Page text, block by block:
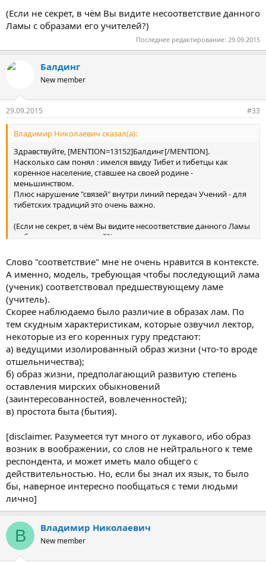
(Если не секрет, в чём Вы видите несоответствие данного
Ламы с образами его учителей?)
Последнее редактирование: 29.09.2015
Балдинг
New member
29.09.2015 #33
Владимир Николаевич сказал(а):
Здравствуйте, [MENTION=13152]Балдинг[/MENTION].
Насколько сам понял : имелся ввиду Тибет и тибетцы как
коренное население, ставшее на своей родине -
меньшинством.
Плюс нарушение "связей" внутри линий передач Учений - для
тибетских традиций это очень важно.
(Если не секрет, в чём Вы видите несоответствие данного Ламы
с образами его учителей?)
Слово "соответствие" мне не очень нравится в контексте.
А именно, модель, требующая чтобы последующий лама
(ученик) соответствовал предшествующему ламе
(учитель).
Скорее наблюдаемо было различие в образах лам. По
тем скудным характеристикам, которые озвучил лектор,
некоторые из его коренных гуру предстают:
а) ведущими изолированный образ жизни (что-то вроде
отшельничества);
б) образ жизни, предполагающий развитую степень
оставления мирских обыкновений
(заинтересованностей, вовлеченностей);
в) простота быта (бытия).
[disclaimer. Разумеется тут много от лукавого, ибо образ
возник в воображении, со слов не нейтрального к теме
респондента, и может иметь мало общего с
действительностью. Но, если бы знал их язык, то было
бы, наверное интересно пообщаться с теми людьми
лично]
В Владимир Николаевич
New member